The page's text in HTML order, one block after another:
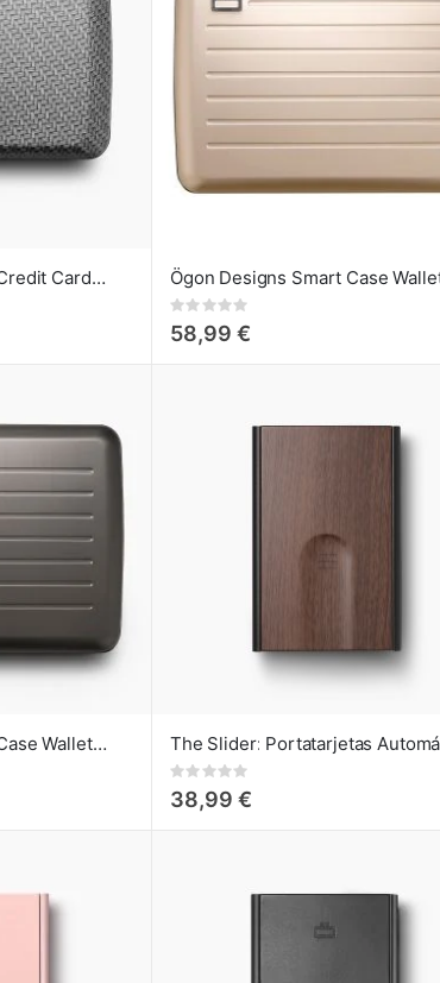
Ögon Designs Smart Credit Card Case V2 - Cartera de Aluminio Carbon design
Rating:
58,99 €
Ögon Designs Smart Case Wallet Cartera Grande Titanium
Rating:
38,99 €